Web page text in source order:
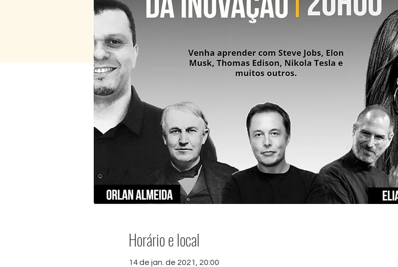
Horário e local
14 de jan. de 2021, 20:00